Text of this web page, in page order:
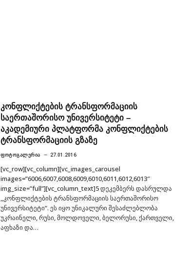
კონფლიქტების ტრანსფორმაციის
საერთაშორისო უნივერსიტეტი –
აკადემიური პლატფორმა კონფლიქტების
ტრანსფორმაციის გზაზე
ᲤᲝᲢᲝᲒᲐᲚᲔᲠᲘᲐ 27.01.2016
[vc_row][vc_column][vc_images_carousel
images=”6006,6007,6008,6009,6010,6011,6012,6013″
img_size=”full”][vc_column_text]5 დეკემბერს დასრულდა
,,კონფლიქტების ტრანსფორმაციის საერთაშორისო
უნივერსიტეტი“. ეს იყო უნიკალური შესაძლებლობა
უკრაინელი, რუსი, მოლდოველი, ბელორუსი, ქართველი,
აფხაზი და…